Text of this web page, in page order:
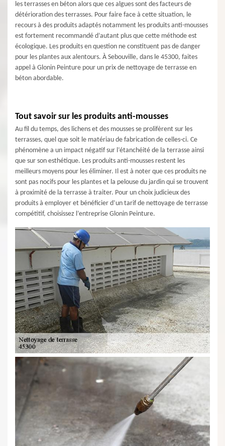
les terrasses en béton alors que ces algues sont des facteurs de
détérioration des terrasses. Pour faire face à cette situation, le
recours à des produits adaptés notamment les produits anti-mousses
est fortement recommandé d’autant plus que cette méthode est
écologique. Les produits en question ne constituent pas de danger
pour les plantes aux alentours. À Sebouville, dans le 45300, faites
appel à Glonin Peinture pour un prix de nettoyage de terrasse en
béton abordable.
Tout savoir sur les produits anti-mousses
Au fil du temps, des lichens et des mousses se prolifèrent sur les
terrasses, quel que soit le matériau de fabrication de celles-ci. Ce
phénomène a un impact négatif sur l’étanchéité de la terrasse ainsi
que sur son esthétique. Les produits anti-mousses restent les
meilleurs moyens pour les éliminer. Il est à noter que ces produits ne
sont pas nocifs pour les plantes et la pelouse du jardin qui se trouvent
à proximité de la terrasse à traiter. Pour un choix judicieux des
produits à employer et bénéficier d’un tarif de nettoyage de terrasse
compétitif, choisissez l’entreprise Glonin Peinture.